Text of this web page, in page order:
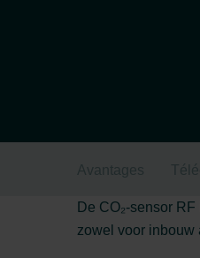
Avantages
De CO₂-sensor
zowel voor inbouw